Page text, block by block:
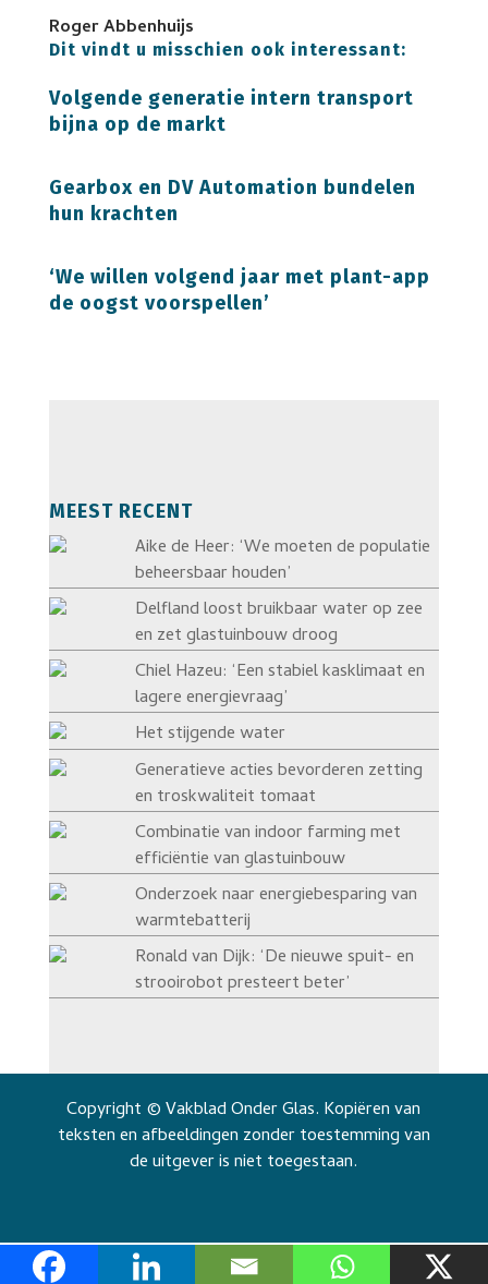
Roger Abbenhuijs
Dit vindt u misschien ook interessant:
Volgende generatie intern transport
bijna op de markt
Gearbox en DV Automation bundelen
hun krachten
‘We willen volgend jaar met plant-app
de oogst voorspellen’
MEEST RECENT
Aike de Heer: ‘We moeten de populatie
beheersbaar houden’
Delfland loost bruikbaar water op zee
en zet glastuinbouw droog
Chiel Hazeu: ‘Een stabiel kasklimaat en
lagere energievraag’
Het stijgende water
Generatieve acties bevorderen zetting
en troskwaliteit tomaat
Combinatie van indoor farming met
efficiëntie van glastuinbouw
Onderzoek naar energiebesparing van
warmtebatterij
Ronald van Dijk: ‘De nieuwe spuit- en
strooirobot presteert beter’
Copyright © Vakblad Onder Glas. Kopiëren van
teksten en afbeeldingen zonder toestemming van
de uitgever is niet toegestaan.